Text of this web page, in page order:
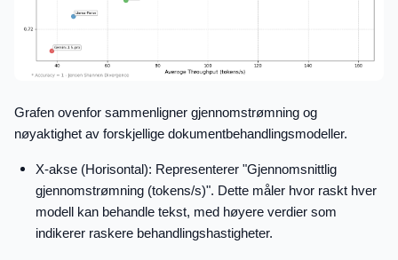
Grafen ovenfor sammenligner gjennomstrømning og
nøyaktighet av forskjellige dokumentbehandlingsmodeller.
X-akse (Horisontal): Representerer "Gjennomsnittlig
gjennomstrømning (tokens/s)". Dette måler hvor raskt hver
modell kan behandle tekst, med høyere verdier som
indikerer raskere behandlingshastigheter.